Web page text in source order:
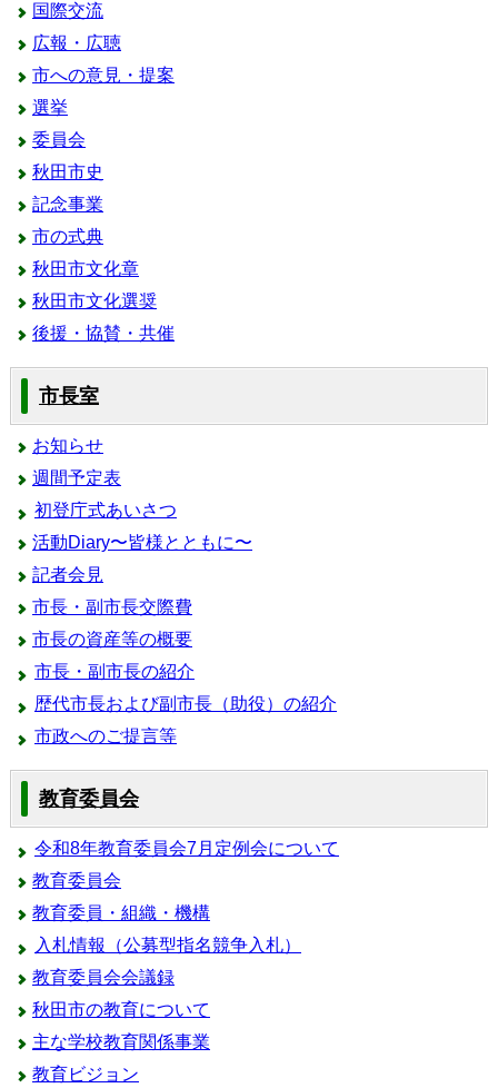
国際交流
広報・広聴
市への意見・提案
選挙
委員会
秋田市史
記念事業
市の式典
秋田市文化章
秋田市文化選奨
後援・協賛・共催
市長室
お知らせ
週間予定表
初登庁式あいさつ
活動Diary〜皆様とともに〜
記者会見
市長・副市長交際費
市長の資産等の概要
市長・副市長の紹介
歴代市長および副市長（助役）の紹介
市政へのご提言等
教育委員会
令和8年教育委員会7月定例会について
教育委員会
教育委員・組織・機構
入札情報（公募型指名競争入札）
教育委員会会議録
秋田市の教育について
主な学校教育関係事業
教育ビジョン